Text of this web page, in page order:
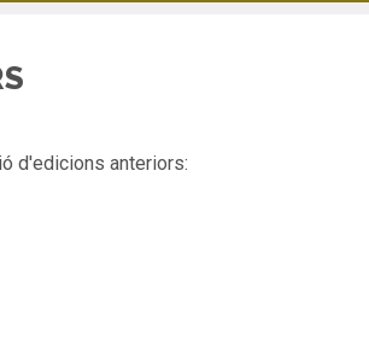
d'edicions anteriors: